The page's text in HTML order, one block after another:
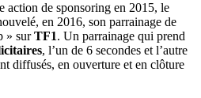
action de sponsoring en 2015, le
en 2016, son parrainage de
» surTF1. Un parrainage qui prend
, l’un de 6 secondes et l’autre
diffusés, en ouverture et en clôture